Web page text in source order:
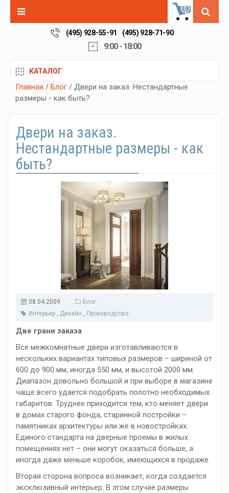
0
(495) 928-55-91 (495) 928-71-90
9:00 - 18:00
КАТАЛОГ
Главная / Блог / Двери на заказ. Нестандартные
размеры - как быть?
Двери на заказ.
Нестандартные размеры - как
быть?
08.04.2009
Блог
Интерьер , Дизайн , Производство
Две грани заказа
Все межкомнатные двери изготавливаются в
нескольких вариантах типовых размеров – шириной от
600 до 900 мм, иногда 550 мм, и высотой 2000 мм.
Диапазон довольно большой и при выборе в магазине
чаще всего удается подобрать полотно необходимых
габаритов. Труднее приходится тем, кто меняет двери
в домах старого фонда, старинной постройки –
памятниках архитектуры или же в новостройках.
Единого стандарта на дверные проемы в жилых
помещениях нет – они могут оказаться больше, а
иногда даже меньше коробок, имеющихся в продаже.
Вторая сторона вопроса возникает, когда создается
эксклюзивный интерьер. В этом случае размеры